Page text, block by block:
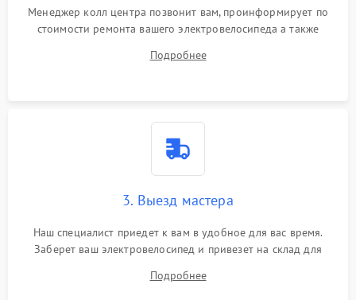
Менеджер колл центра позвонит вам, проинформирует по
стоимости ремонта вашего электровелосипеда а также
Подробнее
3. Выезд мастера
Наш специалист приедет к вам в удобное для вас время.
Заберет ваш электровелосипед и привезет на склад для
Подробнее